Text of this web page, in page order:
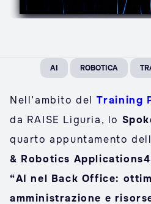
AI ROBOTICA
Nell’ambito del Training
da RAISE Liguria, lo
quarto appuntamento
& Robotics
“AI nel Back Office:
amministrazione e